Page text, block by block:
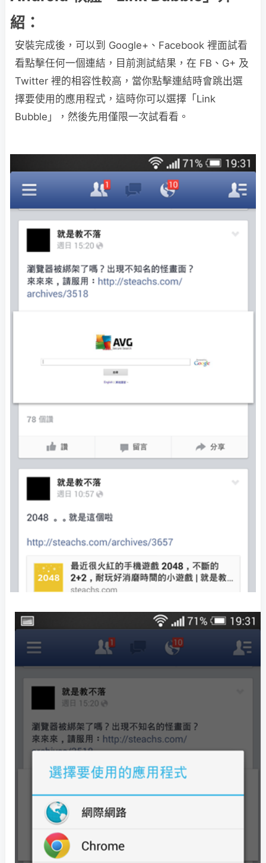
紹：
安裝完成後，可以到 Google+、Facebook 裡面試看
看點擊任何一個連結，目前測試結果，在 FB、G+ 及
Twitter 裡的相容性較高，當你點擊連結時會跳出選
擇要使用的應用程式，這時你可以選擇「Link
Bubble」，然後先用僅限一次試看看。